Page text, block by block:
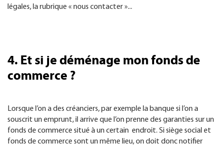
légales, la rubrique « nous contacter »...
4. Et si je déménage mon fonds de
commerce ?
Lorsque l’on a des créanciers, par exemple la banque si l’on a
souscrit un emprunt, il arrive que l’on prenne des garanties sur un
fonds de commerce situé à un certain endroit. Si siège social et
fonds de commerce sont un même lieu, on doit donc notifier